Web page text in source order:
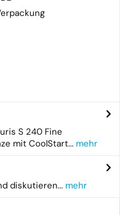
S 240 Fine
mit CoolStart... mehr
diskutieren... mehr